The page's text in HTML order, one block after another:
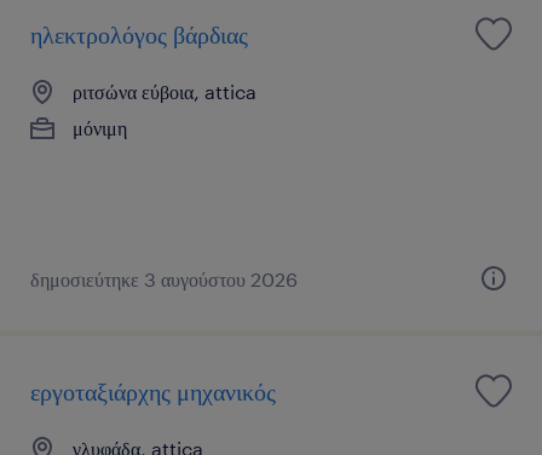
ηλεκτρολόγος βάρδιας
ριτσώνα εύβοια, attica
μόνιμη
δημοσιεύτηκε 3 αυγούστου 2026
εργοταξιάρχης μηχανικός
γλυφάδα, attica